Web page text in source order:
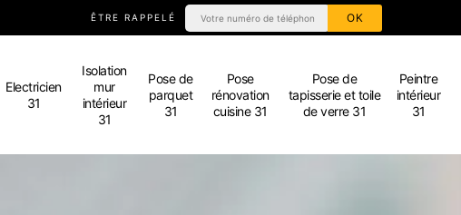
ÊTRE RAPPELÉ
Electricien
31
Isolation
mur
intérieur
31
Pose de
parquet
31
Pose
rénovation
cuisine 31
Pose de
tapisserie et toile
de verre 31
Peintre
intérieur
31